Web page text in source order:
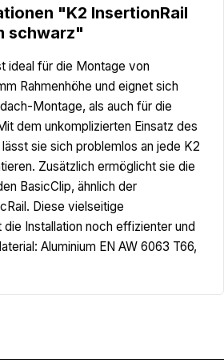
"K2 InsertionRail
schwarz"
ideal für die Montage von
Rahmenhöhe und eignet sich
Montage, als auch für die
dem unkomplizierten Einsatz des
sie sich problemlos an jede K2
Zusätzlich ermöglicht sie die
BasicClip, ähnlich der
Diese vielseitige
Installation noch effizienter und
Aluminium EN AW 6063 T66,